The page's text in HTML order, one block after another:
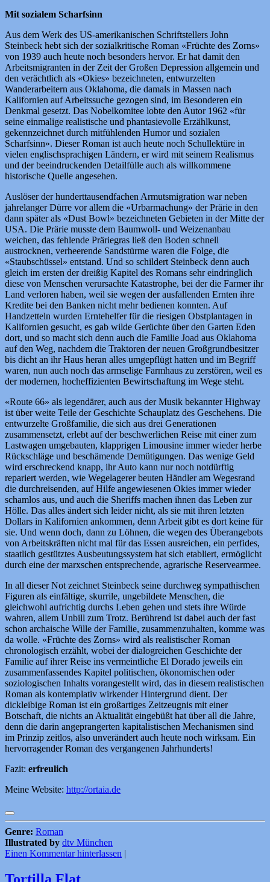
Mit sozialem Scharfsinn
Aus dem Werk des US-amerikanischen Schriftstellers John
Steinbeck hebt sich der sozialkritische Roman «Früchte des Zorns»
von 1939 auch heute noch besonders hervor. Er hat damit den
Arbeitsmigranten in der Zeit der Großen Depression allgemein und
den verächtlich als «Okies» bezeichneten, entwurzelten
Wanderarbeitern aus Oklahoma, die damals in Massen nach
Kalifornien auf Arbeitssuche gezogen sind, im Besonderen ein
Denkmal gesetzt. Das Nobelkomitee lobte den Autor 1962 «für
seine einmalige realistische und phantasievolle Erzählkunst,
gekennzeichnet durch mitfühlenden Humor und sozialen
Scharfsinn». Dieser Roman ist auch heute noch Schullektüre in
vielen englischsprachigen Ländern, er wird mit seinem Realismus
und der beeindruckenden Detailfülle auch als willkommene
historische Quelle angesehen.
Auslöser der hunderttausendfachen Armutsmigration war neben
jahrelanger Dürre vor allem die «Urbarmachung» der Prärie in den
dann später als «Dust Bowl» bezeichneten Gebieten in der Mitte der
USA. Die Prärie musste dem Baumwoll- und Weizenanbau
weichen, das fehlende Präriegras ließ den Boden schnell
austrocknen, verheerende Sandstürme waren die Folge, die
«Staubschüssel» entstand. Und so schildert Steinbeck denn auch
gleich im ersten der dreißig Kapitel des Romans sehr eindringlich
diese von Menschen verursachte Katastrophe, bei der die Farmer ihr
Land verloren haben, weil sie wegen der ausfallenden Ernten ihre
Kredite bei den Banken nicht mehr bedienen konnten. Auf
Handzetteln wurden Erntehelfer für die riesigen Obstplantagen in
Kalifornien gesucht, es gab wilde Gerüchte über den Garten Eden
dort, und so macht sich denn auch die Familie Joad aus Oklahoma
auf den Weg, nachdem die Traktoren der neuen Großgrundbesitzer
bis dicht an ihr Haus heran alles umgepflügt hatten und im Begriff
waren, nun auch noch das armselige Farmhaus zu zerstören, weil es
der modernen, hocheffizienten Bewirtschaftung im Wege steht.
«Route 66» als legendärer, auch aus der Musik bekannter Highway
ist über weite Teile der Geschichte Schauplatz des Geschehens. Die
entwurzelte Großfamilie, die sich aus drei Generationen
zusammensetzt, erlebt auf der beschwerlichen Reise mit einer zum
Lastwagen umgebauten, klapprigen Limousine immer wieder herbe
Rückschläge und beschämende Demütigungen. Das wenige Geld
wird erschreckend knapp, ihr Auto kann nur noch notdürftig
repariert werden, wie Wegelagerer beuten Händler am Wegesrand
die durchreisenden, auf Hilfe angewiesenen Okies immer wieder
schamlos aus, und auch die Sheriffs machen ihnen das Leben zur
Hölle. Das alles ändert sich leider nicht, als sie mit ihren letzten
Dollars in Kalifornien ankommen, denn Arbeit gibt es dort keine für
sie. Und wenn doch, dann zu Löhnen, die wegen des Überangebots
von Arbeitskräften nicht mal für das Essen ausreichen, ein perfides,
staatlich gestütztes Ausbeutungssystem hat sich etabliert, ermöglicht
durch eine der marxschen entsprechende, agrarische Reservearmee.
In all dieser Not zeichnet Steinbeck seine durchweg sympathischen
Figuren als einfältige, skurrile, ungebildete Menschen, die
gleichwohl aufrichtig durchs Leben gehen und stets ihre Würde
wahren, allem Unbill zum Trotz. Berührend ist dabei auch der fast
schon archaische Wille der Familie, zusammenzuhalten, komme was
da wolle. «Früchte des Zorns» wird als realistischer Roman
chronologisch erzählt, wobei der dialogreichen Geschichte der
Familie auf ihrer Reise ins vermeintliche El Dorado jeweils ein
zusammenfassendes Kapitel politischen, ökonomischen oder
soziologischen Inhalts vorangestellt wird, das in diesem realistischen
Roman als kontemplativ wirkender Hintergrund dient. Der
dickleibige Roman ist ein großartiges Zeitzeugnis mit einer
Botschaft, die nichts an Aktualität eingebüßt hat über all die Jahre,
denn die darin angeprangerten kapitalistischen Mechanismen sind
im Prinzip zeitlos, also unverändert auch heute noch wirksam. Ein
hervorragender Roman des vergangenen Jahrhunderts!
Fazit: erfreulich
Meine Website: http://ortaia.de
Genre: Roman
Illustrated by dtv München
Einen Kommentar hinterlassen